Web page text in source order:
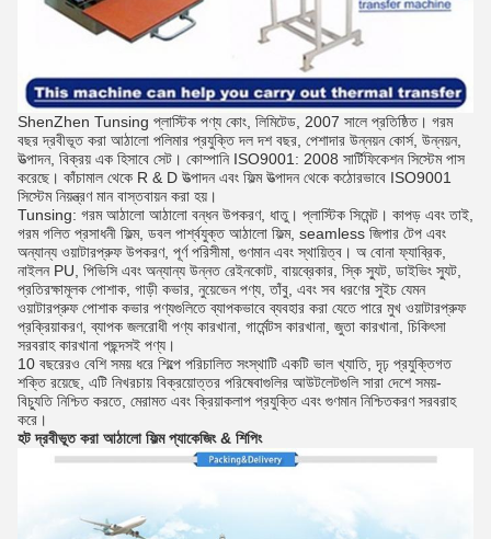
ShenZhen Tunsing প্লাস্টিক পণ্য কোং, লিমিটেড, 2007 সালে প্রতিষ্ঠিত। গরম
বছর দ্রবীভূত করা আঠালো পলিমার প্রযুক্তি দল দশ বছর, পেশাদার উন্নয়ন কোর্স, উন্নয়ন,
উত্পাদন, বিক্রয় এক হিসাবে সেট। কোম্পানি ISO9001: 2008 সার্টিফিকেশন সিস্টেম পাস
করেছে। কাঁচামাল থেকে R & D উত্পাদন এবং ফিল্ম উত্পাদন থেকে কঠোরভাবে ISO9001
সিস্টেম নিয়ন্ত্রণ মান বাস্তবায়ন করা হয়।
Tunsing: গরম আঠালো আঠালো বন্ধন উপকরণ, ধাতু। প্লাস্টিক সিমেন্ট। কাপড় এবং তাই,
গরম গলিত প্রসাধনী ফিল্ম, ডবল পার্শ্বযুক্ত আঠালো ফিল্ম, seamless জিপার টেপ এবং
অন্যান্য ওয়াটারপ্রুফ উপকরণ, পূর্ণ পরিসীমা, গুণমান এবং স্থায়িত্ব। অ বোনা ফ্যাব্রিক,
নাইলন PU, পিভিসি এবং অন্যান্য উন্নত রেইনকোট, বায়ব্রেকার, স্কি স্যুট, ডাইভিং স্যুট,
প্রতিরক্ষামূলক পোশাক, গাড়ী কভার, নুয়েভেন পণ্য, তাঁবু, এবং সব ধরণের সুইচ যেমন
ওয়াটারপ্রুফ পোশাক কভার পণ্যগুলিতে ব্যাপকভাবে ব্যবহার করা যেতে পারে মুখ ওয়াটারপ্রুফ
প্রক্রিয়াকরণ, ব্যাপক জলরোধী পণ্য কারখানা, গার্মেন্টস কারখানা, জুতা কারখানা, চিকিৎসা
সরবরাহ কারখানা পছন্দসই পণ্য।
10 বছরেরও বেশি সময় ধরে শিল্পে পরিচালিত সংস্থাটি একটি ভাল খ্যাতি, দৃঢ় প্রযুক্তিগত
শক্তি রয়েছে, এটি নিখরচায় বিক্রয়োত্তর পরিষেবাগুলির আউটলেটগুলি সারা দেশে সময়-
বিচ্যুতি নিশ্চিত করতে, মেরামত এবং ক্রিয়াকলাপ প্রযুক্তি এবং গুণমান নিশ্চিতকরণ সরবরাহ
করে।
হট দ্রবীভূত করা আঠালো ফিল্ম প্যাকেজিং & শিপিং